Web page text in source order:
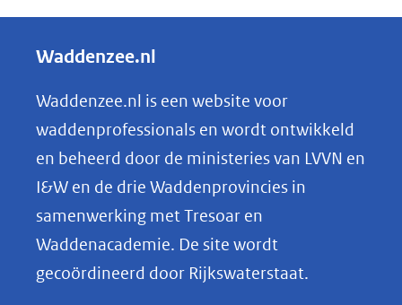
e
e
n
o
p
k
e
Waddenzee.nl
Waddenzee.nl is een website voor
waddenprofessionals en wordt ontwikkeld
en beheerd door de ministeries van LVVN en
I&W en de drie Waddenprovincies in
samenwerking met Tresoar en
Waddenacademie. De site wordt
gecoördineerd door Rijkswaterstaat.